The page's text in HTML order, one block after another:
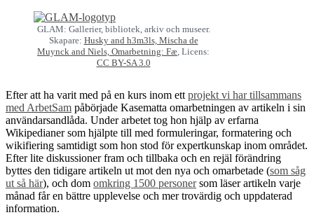
GLAM: Gallerier, bibliotek, arkiv och museer.
Skapare: Husky and h3m3ls, Mischa de
Muynck and Niels, Omarbetning: Fæ , Licens:
CC BY-SA 3.0
Efter att ha varit med på en kurs inom ett projekt vi har tillsammans
med ArbetSam påbörjade Kasematta omarbetningen av artikeln i sin
användarsandlåda. Under arbetet tog hon hjälp av erfarna
Wikipedianer som hjälpte till med formuleringar, formatering och
wikifiering samtidigt som hon stod för expertkunskap inom området.
Efter lite diskussioner fram och tillbaka och en rejäl förändring
byttes den tidigare artikeln ut mot den nya och omarbetade (som såg
ut så här), och dom omkring 1500 personersom läser artikeln varje
månad får en bättre upplevelse och mer trovärdig och uppdaterad
information.